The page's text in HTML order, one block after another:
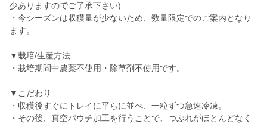
少ありますのでご了承下さい)
・今シーズンは収穫量が少ないため、数量限定でのご案内となり
ます。
▼栽培/生産方法
・栽培期間中農薬不使用・除草剤不使用です。
▼こだわり
・収穫後すぐにトレイに平らに並べ、一粒ずつ急速冷凍。
・その後、真空パウチ加工を行うことで、つぶれがほとんどなく